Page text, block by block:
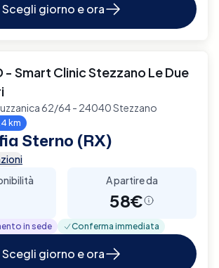
Scegli giorno e ora
- Smart Clinic Stezzano Le Due
62/64 - 24040 Stezzano
km
Sterno (RX)
A partire da
58€
in sede Conferma immediata
Scegli giorno e ora